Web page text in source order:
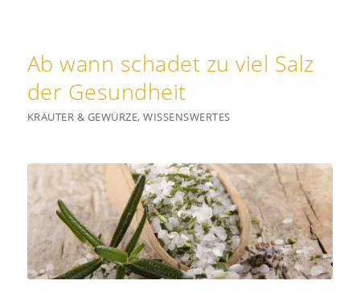
Ab wann schadet zu viel Salz
der Gesundheit
KRÄUTER & GEWÜRZE,WISSENSWERTES